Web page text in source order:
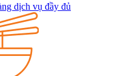
dịch vụ đầy đủ